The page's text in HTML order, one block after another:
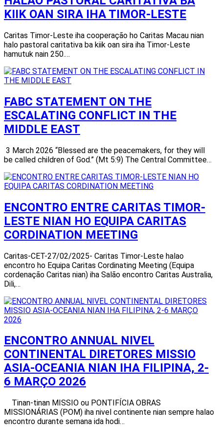
KIIK OAN SIRA IHA TIMOR-LESTE
Caritas Timor-Leste iha cooperação ho Caritas Macau nian
halo pastoral caritativa ba kiik oan sira iha Timor-Leste
hamutuk nain 250.…
FABC STATEMENT ON THE
ESCALATING CONFLICT IN THE
MIDDLE EAST
3 March 2026 “Blessed are the peacemakers, for they will
be called children of God.” (Mt 5:9) The Central Committee…
ENCONTRO ENTRE CARITAS TIMOR-
LESTE NIAN HO EQUIPA CARITAS
CORDINATION MEETING
Caritas-CET-27/02/2025- Caritas Timor-Leste halao
encontro ho Equipa Caritas Cordinating Meeting (Equipa
cordenação Caritas nian) iha Salão encontro Caritas Australia,
Dili,…
ENCONTRO ANNUAL NIVEL
CONTINENTAL DIRETORES MISSIO
ASIA-OCEANIA NIAN IHA FILIPINA, 2-
6 MARÇO 2026
Tinan-tinan MISSIO ou PONTIFÍCIA OBRAS
MISSIONÁRIAS (POM) iha nivel continente nian sempre halao
encontro durante semana ida hodi…